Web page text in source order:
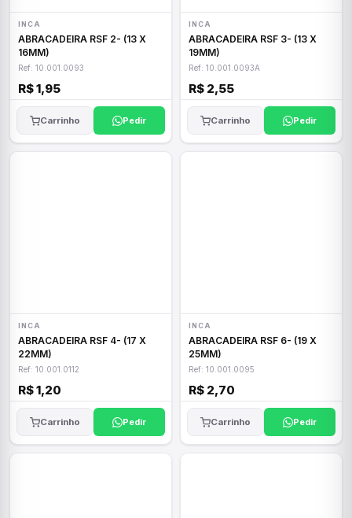
INCA
ABRACADEIRA RSF 2- (13 X
16MM)
Ref: 10.001.0093
R$ 1,95
Carrinho Pedir
INCA
ABRACADEIRA RSF 3- (13 X
19MM)
Ref: 10.001.0093A
R$ 2,55
Carrinho Pedir
INCA
ABRACADEIRA RSF 4- (17 X
22MM)
Ref: 10.001.0112
R$ 1,20
Carrinho Pedir
INCA
ABRACADEIRA RSF 6- (19 X
25MM)
Ref: 10.001.0095
R$ 2,70
Carrinho Pedir